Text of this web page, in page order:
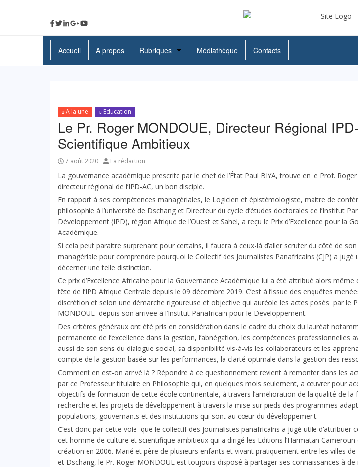
Accueil A propos Rubriques
Education
Santé
Culture
Médiathèque Contacts
A la une Education
Le Pr. Roger MONDOUE, Directeur Régional
Scientifique Ambitieux
7 août 2020 La rédaction
La gouvernance académique prescrite par le chef de l’État Paul BIYA, trouve en le Prof.
directeur régional de l’IPD-AC, un bon disciple.
En rapport à ses compétences managériales, le Logicien et épistémologiste, maitre de
philosophie à l’université de Dschang et Directeur du cycle d’études doctorales de l’Institut
Développement (IPD), région Afrique de l’Ouest et Sahel, a reçu le Prix d’Excellence pour la
Académique.
Si cela peut paraitre surprenant pour certains, il faudra à ceux-là d’aller scruter du côté de
managériale pour comprendre pourquoi le Collectif des Journalistes Panafricains (CJP) a jugé
décerner une telle distinction.
Ce prix d’Excellence Africaine pour la Gouvernance Académique lui a été attribué alors même
tête de l’IPD Afrique Centrale depuis le 09 décembre 2019. C’est à l’issue des enquêtes
discrétion et selon une démarche rigoureuse et objective qui auréole les actes posés par le
MONDOUE depuis son arrivée à l’Institut Panafricain pour le Développement.
Des critères généraux ont été pris en considération dans le cadre du choix du lauréat
permanente de l’excellence dans la gestion, l’abnégation, les compétences professionnelles
aussi de son sens du dialogue social, sa disponibilité vis-à-vis les collaborateurs et les
compte de la gestion basée sur les performances, la clarté optimale dans la gestion des
Comment en est-on arrivé là ? Répondre à ce questionnement revient à remonter dans les
par ce Professeur titulaire en Philosophie qui, en quelques mois seulement, a œuvrer pour
objectifs de formation de cette école continentale, à travers l’amélioration de la qualité de la
recherche et les projets de développement à travers la mise sur pieds des programmes
populations, gouvernants et des institutions qui sont au cœur du développement.
C’est donc par cette voie que le collectif des journalistes panafricains a jugé utile d’attribuer
cet homme de culture et scientifique ambitieux qui a dirigé les Editions l’Harmatan Cameroun
création en 2006. Marié et père de plusieurs enfants et vivant pratiquement entre les villes de
et Dschang, le Pr. Roger MONDOUE est toujours disposé à partager ses connaissances à